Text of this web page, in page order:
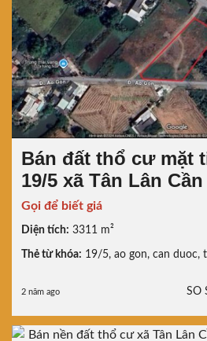
Bán đất thổ cư mặt
19/5 xã Tân Lân
Gọi để biết giá
Diện tích: 3311 m²
Thẻ từ khóa: 19/5, ao gon, can duoc,
2 năm ago SO